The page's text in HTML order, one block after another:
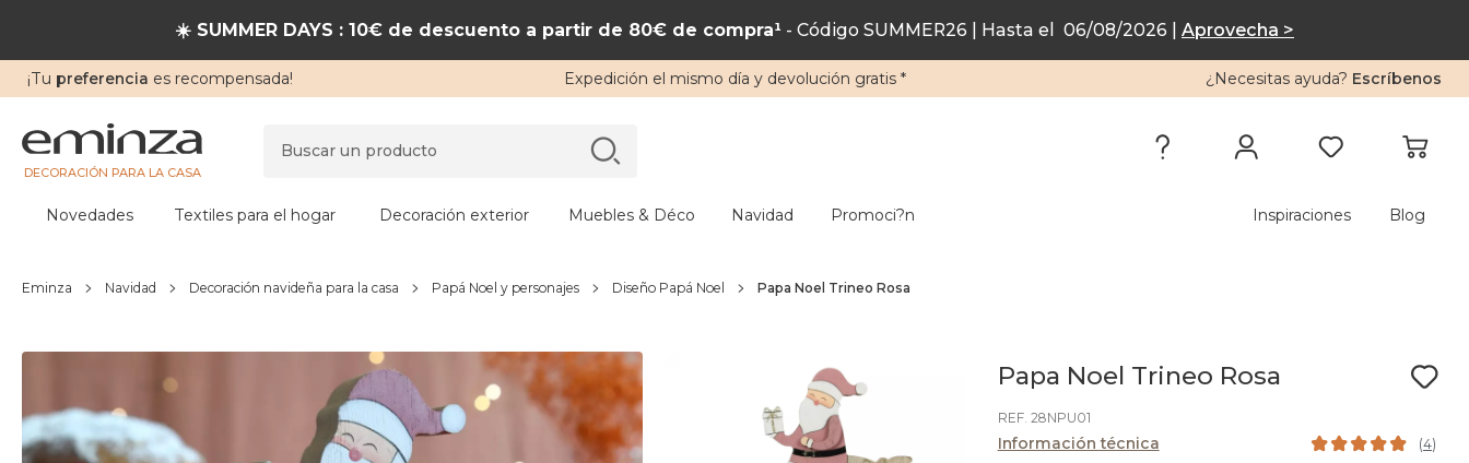
☀️ SUMMER DAYS : 10€ de descuento a partir de 80€ de compra¹ - Código SUMMER26 | Hasta el 06/08/2026 | Aprovecha >
¡Tu preferencia es recompensada! Expedición el mismo día y devolución gratis* ¿Necesitas ayuda? Escríbenos
DECORACIÓN PARA LA CASA
Novedades Textiles para el hogar Decoración exterior Muebles & Déco Navidad Promoci?n Inspiraciones Blog
Eminza Navidad Decoración navideña para la casa Papá Noel y personajes Diseño Papá Noel Papa Noel Trineo Rosa
Papa Noel Trineo Rosa
REF. 28NPU01
Información técnica (4)